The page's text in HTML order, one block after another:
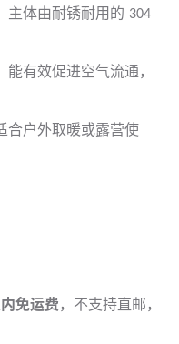
主体由耐锈耐用的 304
有效促进空气流通，
合户外取暖或露营使
免运费 ，不支持直邮，